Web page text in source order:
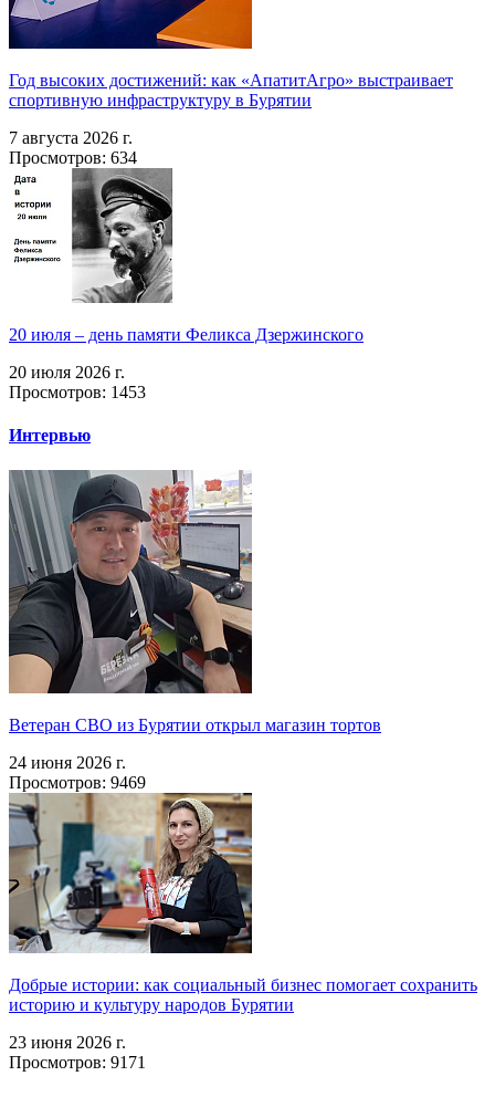
Год высоких достижений: как «АпатитАгро» выстраивает
спортивную инфраструктуру в Бурятии
7 августа 2026 г.
Просмотров: 634
20 июля – день памяти Феликса Дзержинского
20 июля 2026 г.
Просмотров: 1453
Интервью
Ветеран СВО из Бурятии открыл магазин тортов
24 июня 2026 г.
Просмотров: 9469
Добрые истории: как социальный бизнес помогает сохранить
историю и культуру народов Бурятии
23 июня 2026 г.
Просмотров: 9171